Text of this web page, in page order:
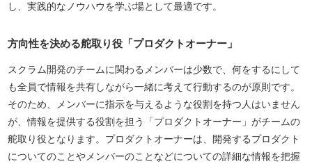
し、実践的なノウハウを学ぶ場として最適です。
方向性を決める舵取り役「プロダクトオーナー」
スクラム開発のチームに関わるメンバーは少数で、何をするにして
も全員で情報を共有しながら一緒に考えて行動するのが原則です。
そのため、メンバーに指示を与えるような役割を持つ人はいません
が、情報を提供する役割を担う「プロダクトオーナー」がチームの
舵取り役となります。プロダクトオーナーは、開発するプロダクト
についてのことやメンバーのことなどについての詳細な情報を把握